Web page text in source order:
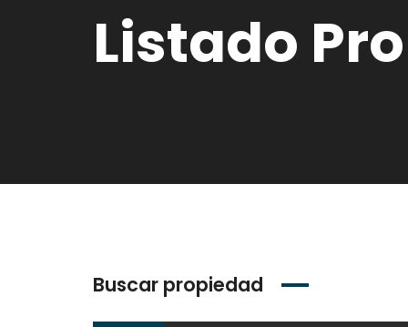
Listado
Buscar propiedad